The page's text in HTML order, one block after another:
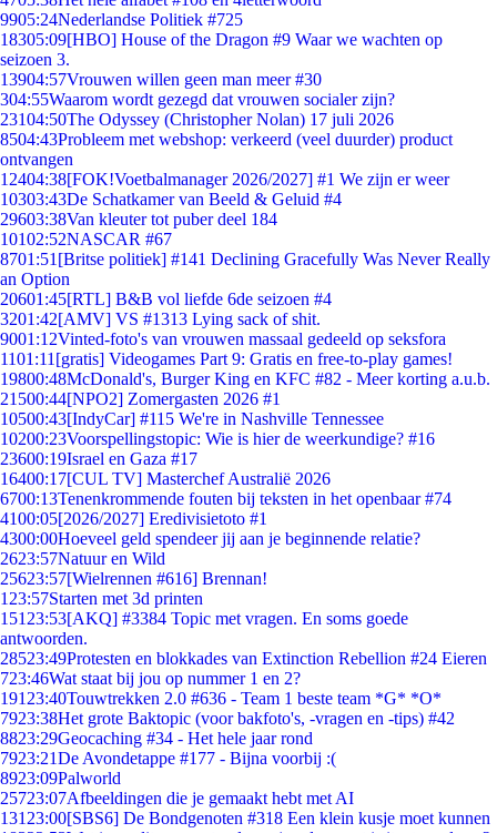
9905:24Nederlandse Politiek #725
18305:09[HBO] House of the Dragon #9 Waar we wachten op
seizoen 3.
13904:57Vrouwen willen geen man meer #30
304:55Waarom wordt gezegd dat vrouwen socialer zijn?
23104:50The Odyssey (Christopher Nolan) 17 juli 2026
8504:43Probleem met webshop: verkeerd (veel duurder) product
ontvangen
12404:38[FOK!Voetbalmanager 2026/2027] #1 We zijn er weer
10303:43De Schatkamer van Beeld & Geluid #4
29603:38Van kleuter tot puber deel 184
10102:52NASCAR #67
8701:51 [Britse politiek] #141 Declining Gracefully Was Never Really
an Option
20601:45[RTL] B&B vol liefde 6de seizoen #4
3201:42[AMV] VS #1313 Lying sack of shit.
9001:12Vinted-foto's van vrouwen massaal gedeeld op seksfora
1101:11 [gratis] Videogames Part 9: Gratis en free-to-play games!
19800:48McDonald's, Burger King en KFC #82 - Meer korting a.u.b.
21500:44[NPO2] Zomergasten 2026 #1
10500:43[IndyCar] #115 We're in Nashville Tennessee
10200:23Voorspellingstopic: Wie is hier de weerkundige? #16
23600:19Israel en Gaza #17
16400:17[CUL TV] Masterchef Australië 2026
6700:13Tenenkrommende fouten bij teksten in het openbaar #74
4100:05[2026/2027] Eredivisietoto #1
4300:00Hoeveel geld spendeer jij aan je beginnende relatie?
2623:57Natuur en Wild
25623:57[Wielrennen #616] Brennan!
1 23:57Starten met 3d printen
151 23:53[AKQ] #3384 Topic met vragen. En soms goede
antwoorden.
28523:49Protesten en blokkades van Extinction Rebellion #24 Eieren
723:46Wat staat bij jou op nummer 1 en 2?
191 23:40Touwtrekken 2.0 #636 - Team 1 beste team *G* *O*
7923:38Het grote Baktopic (voor bakfoto's, -vragen en -tips) #42
8823:29Geocaching #34 - Het hele jaar rond
7923:21De Avondetappe #177 - Bijna voorbij :(
8923:09Palworld
25723:07Afbeeldingen die je gemaakt hebt met AI
131 23:00[SBS6] De Bondgenoten #318 Een klein kusje moet kunnen